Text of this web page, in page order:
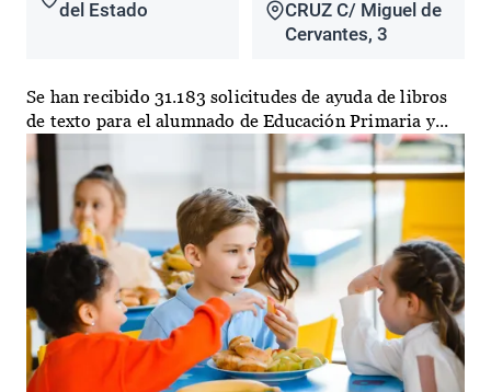
del Estado
CRUZ C/ Miguel de
Cervantes, 3
Se han recibido 31.183 solicitudes de ayuda de libros
de texto para el alumnado de Educación Primaria y...